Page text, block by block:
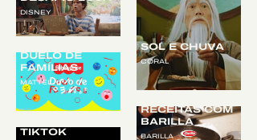
SOL E CHUVA
CORAL
DISNEY
DUELO DE
FAMÍLIAS
MATTEL
RECEITAS COM
BARILLA
BARILLA
FÃ DE
FUTEBOL
TIKTOK